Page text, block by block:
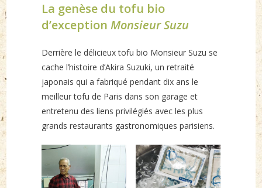
La genèse du tofu bio
d’exceptionMonsieur Suzu
Derrière le délicieux tofu bio Monsieur Suzu se
cache l’histoire d’Akira Suzuki, un retraité
japonais qui a fabriqué pendant dix ans le
meilleur tofu de Paris dans son garage et
entretenu des liens privilégiés avec les plus
grands restaurants gastronomiques parisiens.